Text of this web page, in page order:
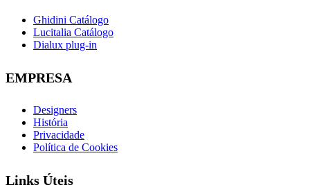
Ghidini Catálogo
Lucitalia Catálogo
Dialux plug-in
EMPRESA
Designers
História
Privacidade
Política de Cookies
Links Úteis